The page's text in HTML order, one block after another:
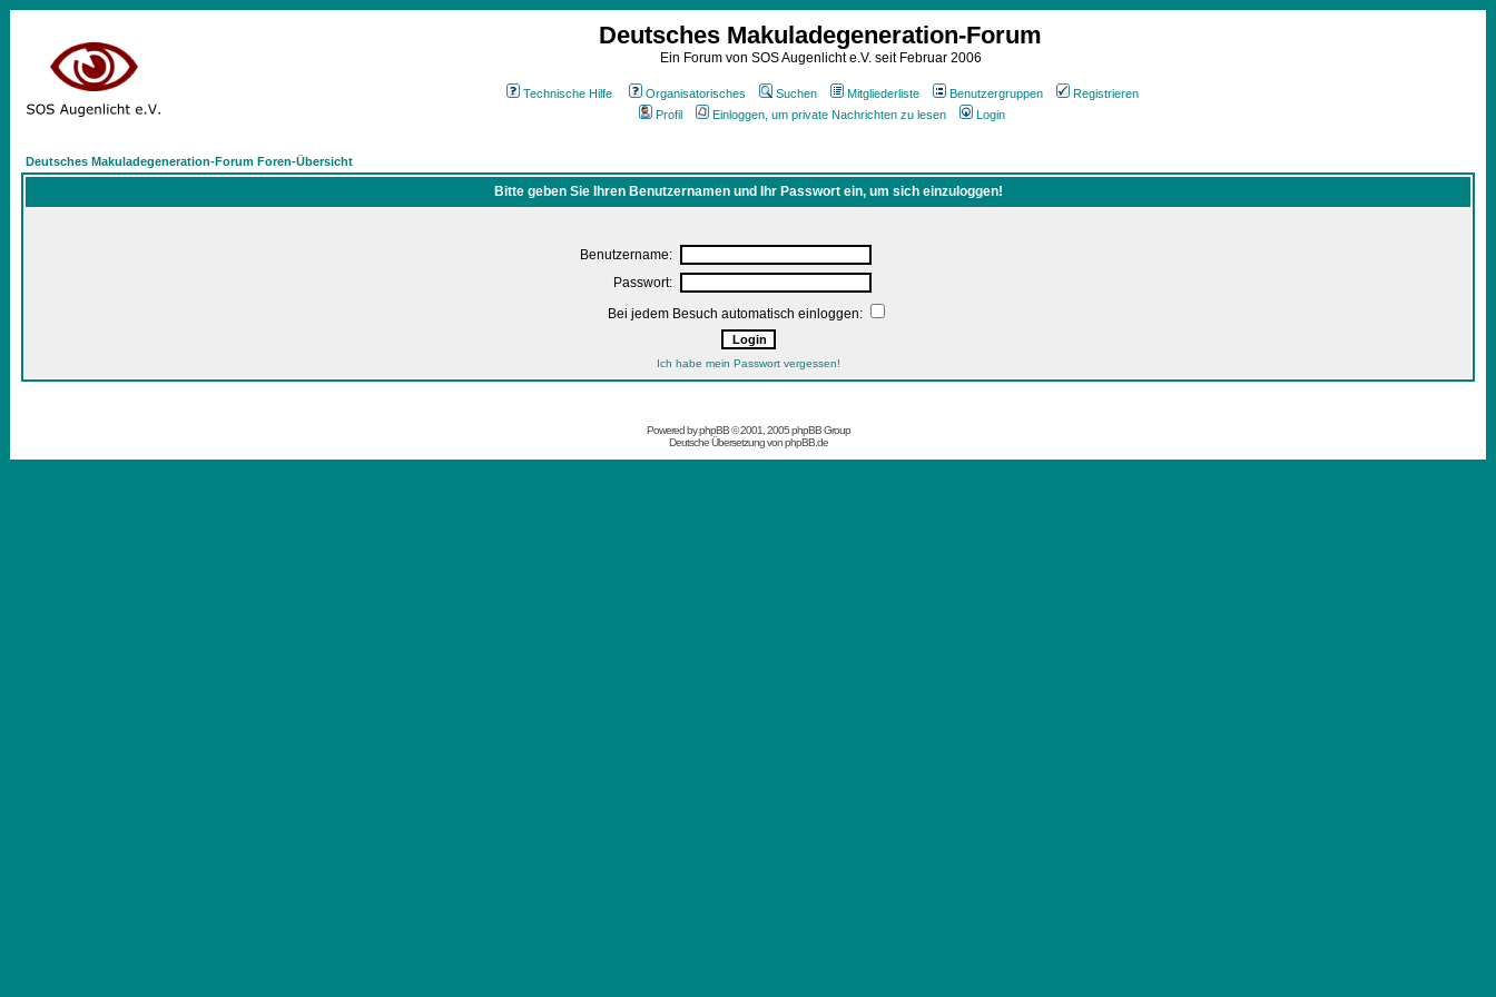
Deutsches Makuladegeneration-Forum
Ein Forum von SOS Augenlicht e.V. seit Februar 2006
Technische Hilfe Organisatorisches Suchen Mitgliederliste Benutzergruppen
Registrieren
Profil
Einloggen, um private Nachrichten zu lesen Login
Deutsches Makuladegeneration-Forum Foren-Übersicht
Bitte geben Sie Ihren Benutzernamen und Ihr Passwort ein, um sich einzuloggen!
Benutzername:
Passwort:
Bei jedem Besuch automatisch einloggen:
Ich habe mein Passwort vergessen!
Powered byphpBB© 2001, 2005 phpBB Group
Deutsche Übersetzung vonphpBB.de